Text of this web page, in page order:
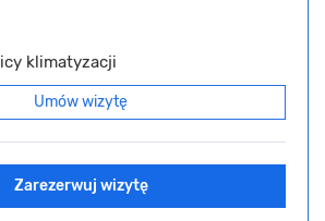
klimatyzacji
Umów wizytę
Zarezerwuj wizytę